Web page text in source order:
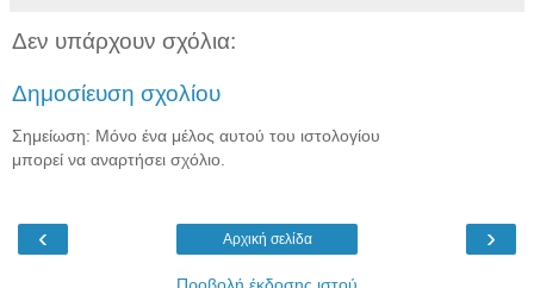
Δεν υπάρχουν σχόλια:
Δημοσίευση σχολίου
Σημείωση: Μόνο ένα μέλος αυτού του ιστολογίου
μπορεί να αναρτήσει σχόλιο.
‹ ›
Αρχική σελίδα